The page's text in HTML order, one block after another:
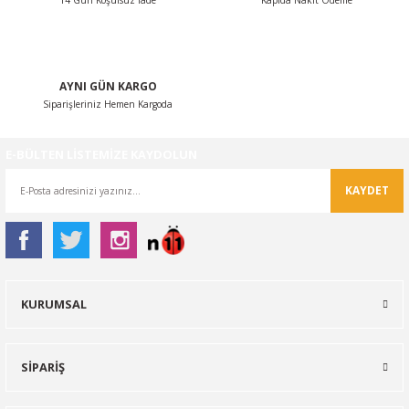
AYNI GÜN KARGO
Siparişleriniz Hemen Kargoda
KAYDET
KURUMSAL
SİPARİŞ